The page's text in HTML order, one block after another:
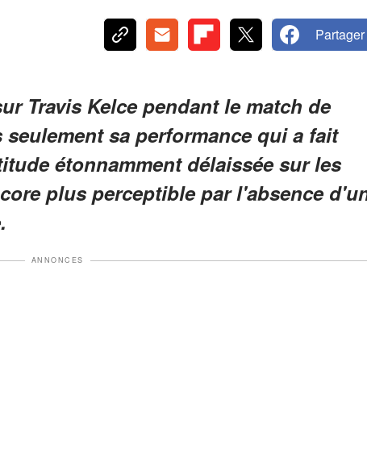
Partager
Travis Kelce pendant le match de
sa performance qui a fait
étonnamment délaissée sur les
plus perceptible par l'absence
ANNONCES